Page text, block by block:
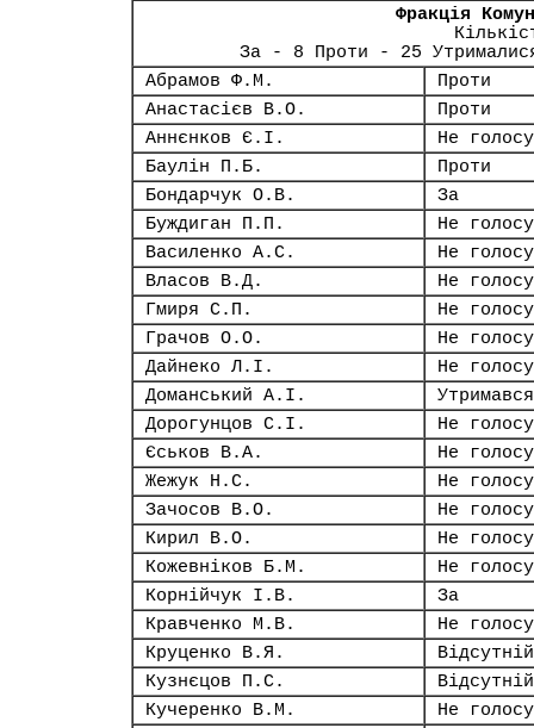
Фракція
За - 8 Проти - 25
Абрамов Ф.М.
Проти
Анастасієв В.О.
Проти
Аннєнков Є.І.
Не
Баулін П.Б.
Проти
Бондарчук О.В.
За
Буждиган П.П.
Не
Василенко А.С.
Не
Власов В.Д.
Не
Гмиря С.П.
Не
Грачов О.О.
Не
Дайнеко Л.І.
Не
Доманський А.І.
Утримався
Дорогунцов С.І.
Не
Єськов В.А.
Не
Жежук Н.С.
Не
Зачосов В.О.
Не
Кирил В.О.
Не
Кожевніков Б.М.
Не
Корнійчук І.В.
За
Кравченко М.В.
Не
Круценко В.Я.
Відсутній
Кузнєцов П.С.
Відсутній
Кучеренко В.М.
Не